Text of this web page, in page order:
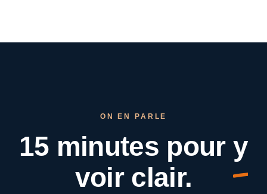
ON EN PARLE
15 minutes pour y
voir clair.